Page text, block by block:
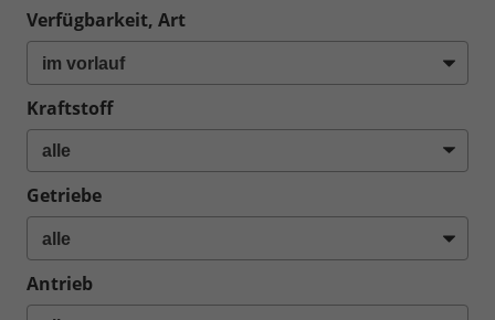
Verfügbarkeit, Art
Kraftstoff
Getriebe
Antrieb